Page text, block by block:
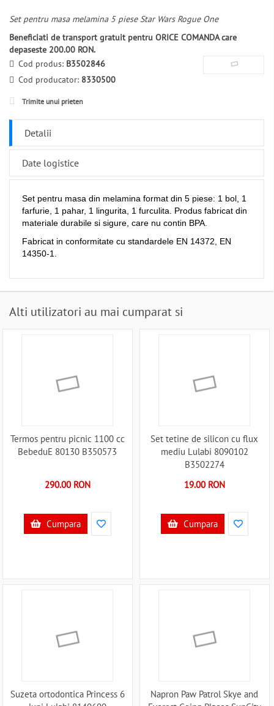
Set pentru masa melamina 5 piese Star Wars Rogue One
Beneficiati de transport gratuit pentru ORICE COMANDA care
depaseste 200.00 RON.
Cod produs: B3502846
Cod producator: 8330500
Trimite unui prieten
Detalii
Date logistice
Set pentru masa din melamina format din 5 piese: 1 bol, 1
farfurie, 1 pahar, 1 lingurita, 1 furculita. Produs fabricat din
materiale durabile si sigure, care nu contin BPA.
Fabricat in conformitate cu standardele EN 14372, EN
14350-1.
Alti utilizatori au mai cumparat si
Termos pentru picnic 1100 cc
BebeduE 80130 B350573
290.00 RON
Cumpara
Set tetine de silicon cu flux
mediu Lulabi 8090102
B3502274
19.00 RON
Cumpara
Suzeta ortodontica Princess 6
Napron Paw Patrol Skye and